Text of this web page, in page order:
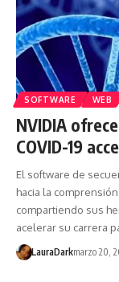
SOFTWARE WEB
NVIDIA
COVID-19
El software de
hacia la
compartiendo sus
acelerar su carrera
LauraDarkmarzo 20,